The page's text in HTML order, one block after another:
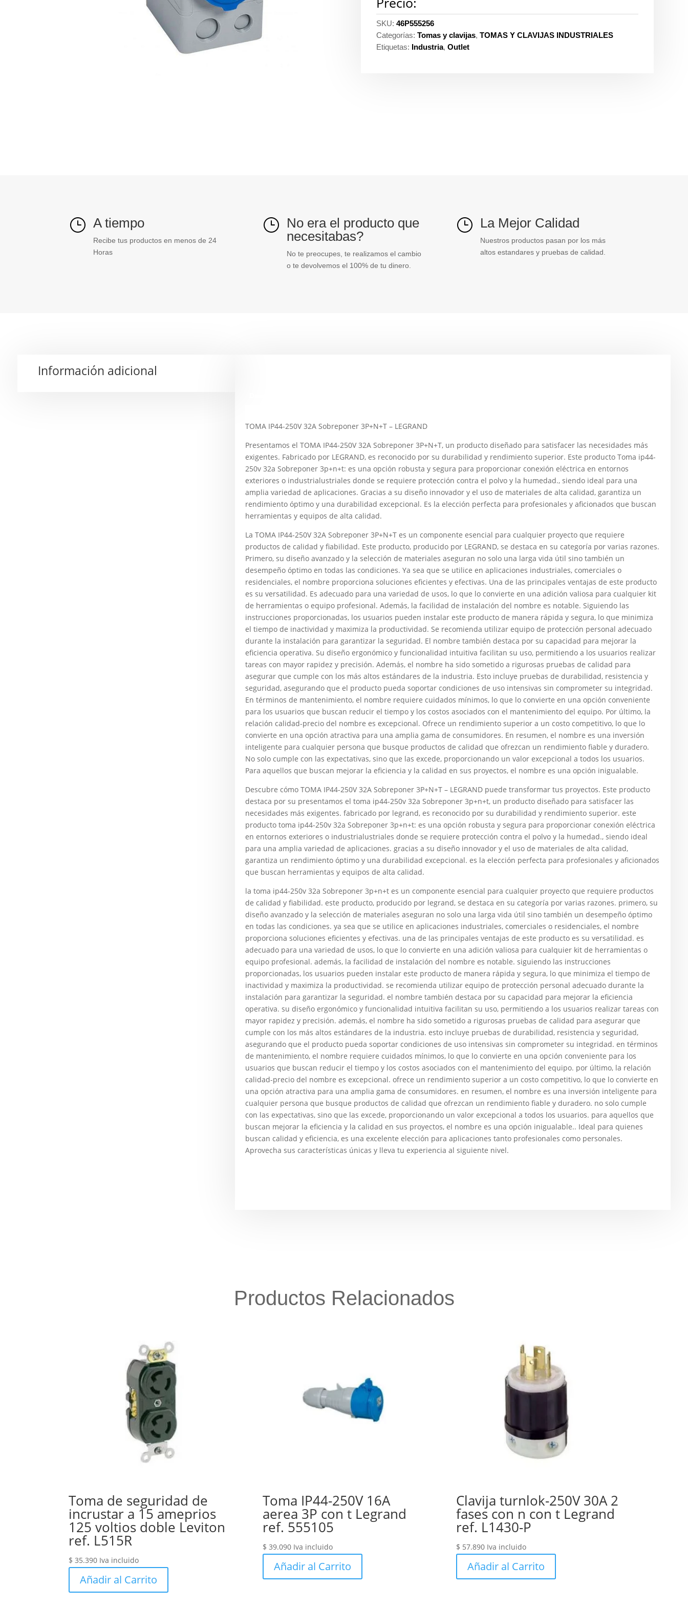
SKU:46P555256
Categorías:Tomas y clavijas,TOMAS Y CLAVIJAS INDUSTRIALES
Etiquetas: Industria,Outlet
} A tiempo
Recibe tus productos en menos de 24
Horas
} No era el producto que
necesitabas?
No te preocupes, te realizamos el cambio
o te devolvemos el 100% de tu dinero.
} La Mejor Calidad
Nuestros productos pasan por los más
altos estandares y pruebas de calidad.
Información adicional
TOMA IP44-250V 32A Sobreponer 3P+N+T – LEGRAND
Presentamos el TOMA IP44-250V 32A Sobreponer 3P+N+T, un producto diseñado para satisfacer las necesidades más
exigentes. Fabricado por LEGRAND, es reconocido por su durabilidad y rendimiento superior. Este producto Toma ip44-
250v 32a Sobreponer 3p+n+t: es una opción robusta y segura para proporcionar conexión eléctrica en entornos
exteriores o industrialustriales donde se requiere protección contra el polvo y la humedad., siendo ideal para una
amplia variedad de aplicaciones. Gracias a su diseño innovador y el uso de materiales de alta calidad, garantiza un
rendimiento óptimo y una durabilidad excepcional. Es la elección perfecta para profesionales y aficionados que buscan
herramientas y equipos de alta calidad.
La TOMA IP44-250V 32A Sobreponer 3P+N+T es un componente esencial para cualquier proyecto que requiere
productos de calidad y fiabilidad. Este producto, producido por LEGRAND, se destaca en su categoría por varias razones.
Primero, su diseño avanzado y la selección de materiales aseguran no solo una larga vida útil sino también un
desempeño óptimo en todas las condiciones. Ya sea que se utilice en aplicaciones industriales, comerciales o
residenciales, el nombre proporciona soluciones eficientes y efectivas. Una de las principales ventajas de este producto
es su versatilidad. Es adecuado para una variedad de usos, lo que lo convierte en una adición valiosa para cualquier kit
de herramientas o equipo profesional. Además, la facilidad de instalación del nombre es notable. Siguiendo las
instrucciones proporcionadas, los usuarios pueden instalar este producto de manera rápida y segura, lo que minimiza
el tiempo de inactividad y maximiza la productividad. Se recomienda utilizar equipo de protección personal adecuado
durante la instalación para garantizar la seguridad. El nombre también destaca por su capacidad para mejorar la
eficiencia operativa. Su diseño ergonómico y funcionalidad intuitiva facilitan su uso, permitiendo a los usuarios realizar
tareas con mayor rapidez y precisión. Además, el nombre ha sido sometido a rigurosas pruebas de calidad para
asegurar que cumple con los más altos estándares de la industria. Esto incluye pruebas de durabilidad, resistencia y
seguridad, asegurando que el producto pueda soportar condiciones de uso intensivas sin comprometer su integridad.
En términos de mantenimiento, el nombre requiere cuidados mínimos, lo que lo convierte en una opción conveniente
para los usuarios que buscan reducir el tiempo y los costos asociados con el mantenimiento del equipo. Por último, la
relación calidad-precio del nombre es excepcional. Ofrece un rendimiento superior a un costo competitivo, lo que lo
convierte en una opción atractiva para una amplia gama de consumidores. En resumen, el nombre es una inversión
inteligente para cualquier persona que busque productos de calidad que ofrezcan un rendimiento fiable y duradero.
No solo cumple con las expectativas, sino que las excede, proporcionando un valor excepcional a todos los usuarios.
Para aquellos que buscan mejorar la eficiencia y la calidad en sus proyectos, el nombre es una opción inigualable.
Descubre cómo TOMA IP44-250V 32A Sobreponer 3P+N+T – LEGRAND puede transformar tus proyectos. Este producto
destaca por su presentamos el toma ip44-250v 32a Sobreponer 3p+n+t, un producto diseñado para satisfacer las
necesidades más exigentes. fabricado por legrand, es reconocido por su durabilidad y rendimiento superior. este
producto toma ip44-250v 32a Sobreponer 3p+n+t: es una opción robusta y segura para proporcionar conexión eléctrica
en entornos exteriores o industrialustriales donde se requiere protección contra el polvo y la humedad., siendo ideal
para una amplia variedad de aplicaciones. gracias a su diseño innovador y el uso de materiales de alta calidad,
garantiza un rendimiento óptimo y una durabilidad excepcional. es la elección perfecta para profesionales y aficionados
que buscan herramientas y equipos de alta calidad.
la toma ip44-250v 32a Sobreponer 3p+n+t es un componente esencial para cualquier proyecto que requiere productos
de calidad y fiabilidad. este producto, producido por legrand, se destaca en su categoría por varias razones. primero, su
diseño avanzado y la selección de materiales aseguran no solo una larga vida útil sino también un desempeño óptimo
en todas las condiciones. ya sea que se utilice en aplicaciones industriales, comerciales o residenciales, el nombre
proporciona soluciones eficientes y efectivas. una de las principales ventajas de este producto es su versatilidad. es
adecuado para una variedad de usos, lo que lo convierte en una adición valiosa para cualquier kit de herramientas o
equipo profesional. además, la facilidad de instalación del nombre es notable. siguiendo las instrucciones
proporcionadas, los usuarios pueden instalar este producto de manera rápida y segura, lo que minimiza el tiempo de
inactividad y maximiza la productividad. se recomienda utilizar equipo de protección personal adecuado durante la
instalación para garantizar la seguridad. el nombre también destaca por su capacidad para mejorar la eficiencia
operativa. su diseño ergonómico y funcionalidad intuitiva facilitan su uso, permitiendo a los usuarios realizar tareas con
mayor rapidez y precisión. además, el nombre ha sido sometido a rigurosas pruebas de calidad para asegurar que
cumple con los más altos estándares de la industria. esto incluye pruebas de durabilidad, resistencia y seguridad,
asegurando que el producto pueda soportar condiciones de uso intensivas sin comprometer su integridad. en términos
de mantenimiento, el nombre requiere cuidados mínimos, lo que lo convierte en una opción conveniente para los
usuarios que buscan reducir el tiempo y los costos asociados con el mantenimiento del equipo. por último, la relación
calidad-precio del nombre es excepcional. ofrece un rendimiento superior a un costo competitivo, lo que lo convierte en
una opción atractiva para una amplia gama de consumidores. en resumen, el nombre es una inversión inteligente para
cualquier persona que busque productos de calidad que ofrezcan un rendimiento fiable y duradero. no solo cumple
con las expectativas, sino que las excede, proporcionando un valor excepcional a todos los usuarios. para aquellos que
buscan mejorar la eficiencia y la calidad en sus proyectos, el nombre es una opción inigualable.. Ideal para quienes
buscan calidad y eficiencia, es una excelente elección para aplicaciones tanto profesionales como personales.
Aprovecha sus características únicas y lleva tu experiencia al siguiente nivel.
Productos Relacionados
Toma de seguridad de
incrustar a 15 ameprios
125 voltios doble Leviton
ref. L515R
$ 35.390 Iva incluido
Añadir al Carrito
Toma IP44-250V 16A
aerea 3P con t Legrand
ref. 555105
$ 39.090 Iva incluido
Añadir al Carrito
Clavija turnlok-250V 30A 2
fases con n con t Legrand
ref. L1430-P
$ 57.890 Iva incluido
Añadir al Carrito